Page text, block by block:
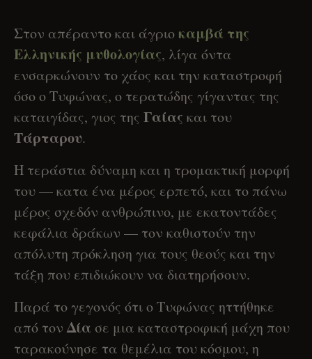
Στον απέραντο και άγριο καμβά της
Ελληνικής μυθολογίας, λίγα όντα
ενσαρκώνουν το χάος και την καταστροφή
όσο ο Τυφώνας, ο τερατώδης γίγαντας της
καταιγίδας, γιος της Γαίας και του
Τάρταρου.
Η τεράστια δύναμη και η τρομακτική μορφή
του — κατα ένα μέρος ερπετό, και το πάνω
μέρος σχεδόν ανθρώπινο, με εκατοντάδες
κεφάλια δράκων — τον καθιστούν την
απόλυτη πρόκληση για τους θεούς και την
τάξη που επιδιώκουν να διατηρήσουν.
Παρά το γεγονός ότι ο Τυφώνας ηττήθηκε
από τονΔία σε μια καταστροφική μάχη που
ταρακούνησε τα θεμέλια του κόσμου, η